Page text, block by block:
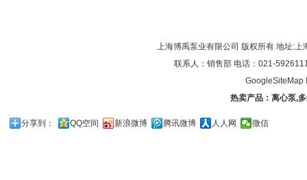
上海博禹泵业有限公司 版权所有 地址:
联系人：销售部 电话：021-
GoogleSiteMap
热卖产品： 离心泵,
分享到： QQ空间 新浪微博 腾讯微博 人人网 微信